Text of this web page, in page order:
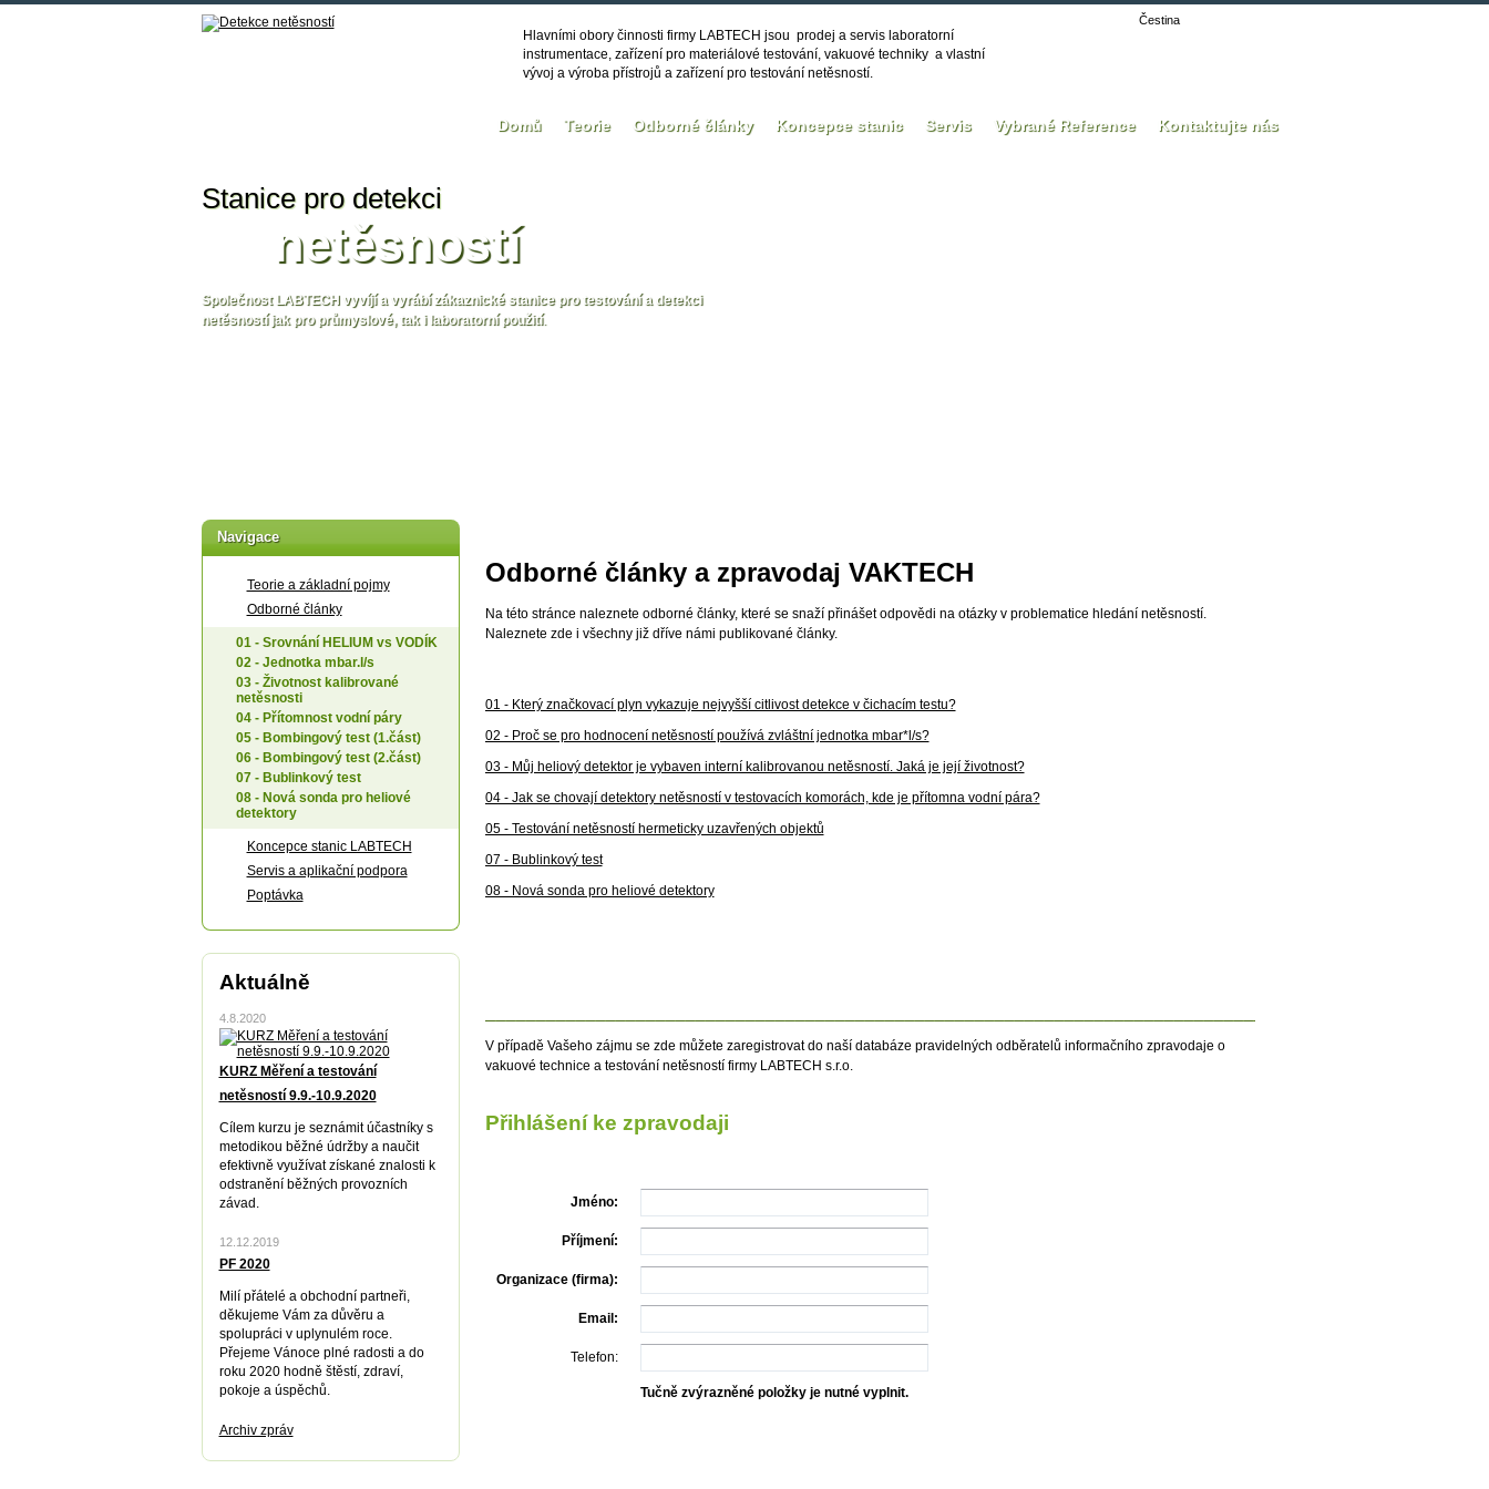
Hlavními obory činnosti firmy LABTECH jsou prodej a servis laboratorní
instrumentace, zařízení pro materiálové testování, vakuové techniky a vlastní
vývoj a výroba přístrojů a zařízení pro testování netěsností.
Domů Teorie Odborné články Koncepce stanic Servis Vybrané Reference Kontaktujte nás
Čestina
Stanice pro detekci
netěsností
Společnost LABTECH vyvíjí a vyrábí zákaznické stanice pro testování a detekci
netěsností jak pro průmyslové, tak i laboratorní použití.
Odborné články a zpravodaj VAKTECH
Na této stránce naleznete odborné články, které se snaží přinášet odpovědi na otázky v problematice hledání netěsností.
Naleznete zde i všechny již dříve námi publikované články.
01 - Který značkovací plyn vykazuje nejvyšší citlivost detekce v čichacím testu?
02 - Proč se pro hodnocení netěsností používá zvláštní jednotka mbar*l/s?
03 - Můj heliový detektor je vybaven interní kalibrovanou netěsností. Jaká je její životnost?
04 - Jak se chovají detektory netěsností v testovacích komorách, kde je přítomna vodní pára?
05 - Testování netěsností hermeticky uzavřených objektů
07 - Bublinkový test
08 - Nová sonda pro heliové detektory
V případě Vašeho zájmu se zde můžete zaregistrovat do naší databáze pravidelných odběratelů informačního zpravodaje o
vakuové technice a testování netěsností firmy LABTECH s.r.o.
Přihlášení ke zpravodaji
Jméno:
Příjmení:
Organizace (firma):
Email:
Telefon:
Tučně zvýrazněné položky je nutné vyplnit.
Navigace
Teorie a základní pojmy
Odborné články
01 - Srovnání HELIUM vs VODÍK
02 - Jednotka mbar.l/s
03 - Životnost kalibrované
netěsnosti
04 - Přítomnost vodní páry
05 - Bombingový test (1.část)
06 - Bombingový test (2.část)
07 - Bublinkový test
08 - Nová sonda pro heliové
detektory
Koncepce stanic LABTECH
Servis a aplikační podpora
Poptávka
Aktuálně
4.8.2020
KURZ Měření a testování
netěsností 9.9.-10.9.2020
Cílem kurzu je seznámit účastníky s
metodikou běžné údržby a naučit
efektivně využívat získané znalosti k
odstranění běžných provozních
závad.
12.12.2019
PF 2020
Milí přátelé a obchodní partneři,
děkujeme Vám za důvěru a
spolupráci v uplynulém roce.
Přejeme Vánoce plné radosti a do
roku 2020 hodně štěstí, zdraví,
pokoje a úspěchů.
Archiv zpráv